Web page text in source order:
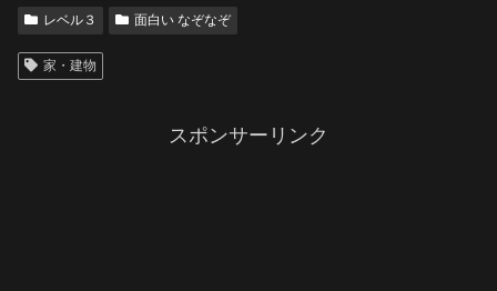
レベル３ 面白い なぞなぞ
家・建物
スポンサーリンク